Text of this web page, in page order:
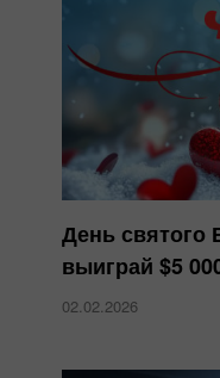
День святого
выиграй $5
02.02.2026